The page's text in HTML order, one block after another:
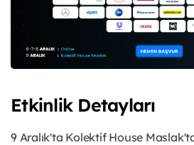
Etkinlik Detayları
9 Aralık'ta Kolektif House